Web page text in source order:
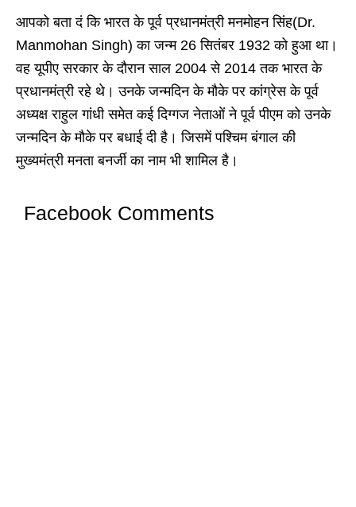
आपको बता दं कि भारत के पूर्व प्रधानमंत्री मनमोहन सिंह(Dr.
Manmohan Singh) का जन्म 26 सितंबर 1932 को हुआ था।
वह यूपीए सरकार के दौरान साल 2004 से 2014 तक भारत के
प्रधानमंत्री रहे थे। उनके जन्मदिन के मौके पर कांग्रेस के पूर्व
अध्यक्ष राहुल गांधी समेत कई दिग्गज नेताओं ने पूर्व पीएम को उनके
जन्मदिन के मौके पर बधाई दी है। जिसमें पश्चिम बंगाल की
मुख्यमंत्री मनता बनर्जी का नाम भी शामिल है।
Facebook Comments